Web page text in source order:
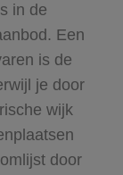
in de
Een
is de
je door
wijk
door